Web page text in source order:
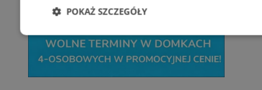
POKAŻ SZCZEGÓŁY
Niezbędne Wydajność